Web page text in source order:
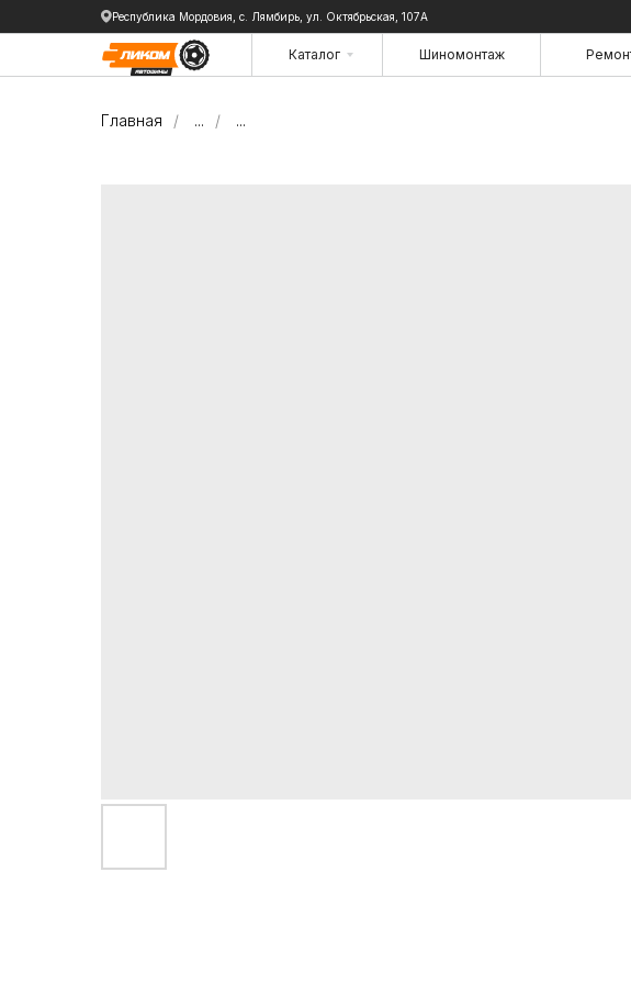
Республика Мордовия, с. Лямбирь, ул. Октябрьская, 107А
Шиномонтаж
Каталог
Шиномонтаж
Каталог
Главная / ... / ...